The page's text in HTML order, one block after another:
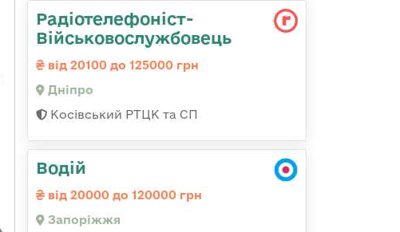
Радіотелефоніст-
Військовослужбовець
від 20100 до 125000 грн
Дніпро
Косівський РТЦК та СП
Водій
від 20000 до 120000 грн
Запоріжжя